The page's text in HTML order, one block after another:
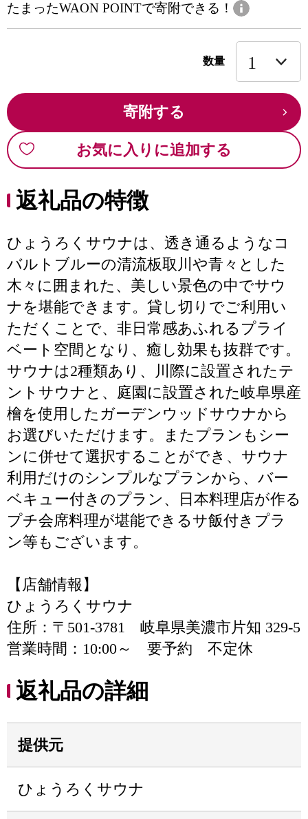
たまったWAON POINTで寄附できる！
数量
寄附する
お気に入りに追加する
返礼品の特徴
ひょうろくサウナは、透き通るようなコ
バルトブルーの清流板取川や青々とした
木々に囲まれた、美しい景色の中でサウ
ナを堪能できます。貸し切りでご利用い
ただくことで、非日常感あふれるプライ
ベート空間となり、癒し効果も抜群です。
サウナは2種類あり、川際に設置されたテ
ントサウナと、庭園に設置された岐阜県産
檜を使用したガーデンウッドサウナから
お選びいただけます。またプランもシー
ンに併せて選択することができ、サウナ
利用だけのシンプルなプランから、バー
ベキュー付きのプラン、日本料理店が作る
プチ会席料理が堪能できるサ飯付きプラ
ン等もございます。
【店舗情報】
ひょうろくサウナ
住所：〒501-3781 岐阜県美濃市片知 329-5
営業時間：10:00～ 要予約 不定休
返礼品の詳細
提供元
ひょうろくサウナ